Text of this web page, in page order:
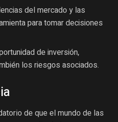
del mercado y las
para tomar decisiones
de inversión,
los riesgos asociados.
de que el mundo de las